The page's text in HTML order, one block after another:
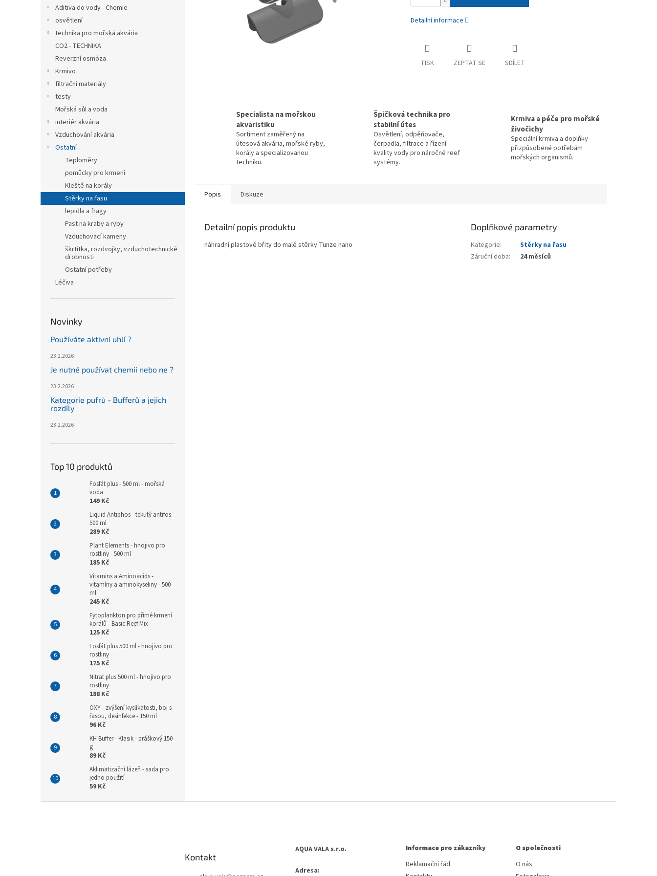
Aditiva do vody - Chemie
osvětlení
technika pro mořská akvária
CO2 - TECHNIKA
Reverzní osmóza
Krmivo
filtrační materiály
testy
Mořská sůl a voda
interiér akvária
Vzduchování akvária
Ostatní
Teploměry
pomůcky pro krmení
Kleště na korály
Stěrky na řasu
lepidla a fragy
Past na kraby a ryby
Vzduchovací kameny
škrtítka, rozdvojky, vzduchotechnické
drobnosti
Ostatní potřeby
Léčiva
Novinky
Používáte aktivní uhlí ?
23.2.2026
Je nutné používat chemii nebo ne ?
23.2.2026
Kategorie pufrů - Bufferů a jejich
rozdíly
23.2.2026
Top 10 produktů
Fosfát plus - 500 ml - mořská
voda
149 Kč
Liquid Antiphos - tekutý antifos -
500 ml
289 Kč
Plant Elements - hnojivo pro
rostliny - 500 ml
185 Kč
Vitamins a Aminoacids -
vitamíny a aminokyseliny - 500
ml
245 Kč
Fytoplankton pro přímé krmení
korálů - Basic Reef Mix
125 Kč
Fosfát plus 500 ml - hnojivo pro
rostliny
175 Kč
Nitrat plus 500 ml - hnojivo pro
rostliny
188 Kč
OXY - zvýšení kyslíkatosti, boj s
řasou, desinfekce - 150 ml
96 Kč
KH Buffer - Klasik - práškový 150
g
89 Kč
Aklimatizační lázeň - sada pro
jedno použití
59 Kč
Detailní informace
TISK ZEPTAT SE SDÍLET
Specialista na mořskou
akvaristiku
Sortiment zaměřený na
útesová akvária, mořské ryby,
korály a specializovanou
techniku.
Špičková technika pro
stabilní útes
Osvětlení, odpěňovače,
čerpadla, filtrace a řízení
kvality vody pro náročné reef
systémy.
Krmiva a péče pro mořské
živočichy
Speciální krmiva a doplňky
přizpůsobené potřebám
mořských organismů.
Popis Diskuze
Detailní popis produktu
náhradní plastové břity do malé stěrky Tunze nano
Doplňkové parametry
Kategorie:
Stěrky na řasu
Záruční doba: 24 měsíců
Kontakt
AQUA VALA s.r.o.
Adresa:
Informace pro zákazníky
Reklamační řád
O společnosti
O nás